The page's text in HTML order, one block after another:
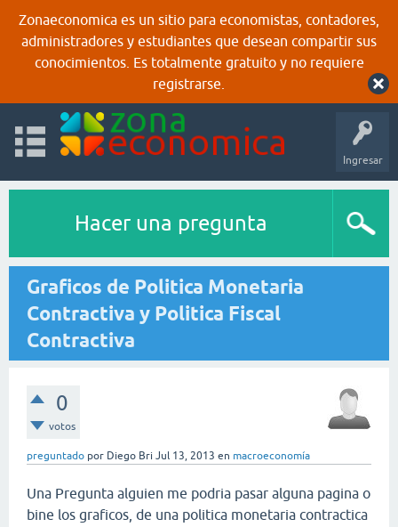
Zonaeconomica es un sitio para economistas, contadores,
administradores y estudiantes que desean compartir sus
conocimientos. Es totalmente gratuito y no requiere
registrarse.
Ingresar
Hacer una pregunta
Graficos de Politica Monetaria
Contractiva y Politica Fiscal
Contractiva
0
votos
preguntado por Diego Bri Jul 13, 2013 en macroeconomía
Una Pregunta alguien me podria pasar alguna pagina o
bine los graficos, de una politica monetaria contractica